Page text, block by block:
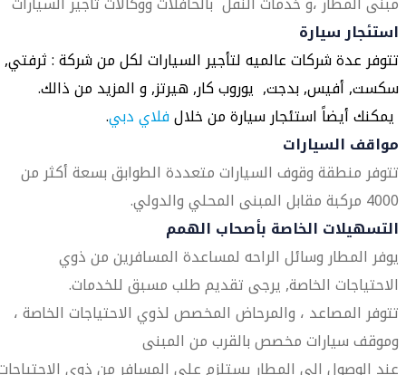
استئجار سيارة
تتوفر عدة شركات عالميه لتأجير السيارات لكل من شركة : ثرفتي,
سكست, أفيس, بدجت, يوروب كار, هيرتز, و المزيد من ذالك.
يمكنك أيضاً استئجار سيارة من خلالفلاي دبي.
مواقف السيارات
تتوفر منطقة وقوف السيارات متعددة الطوابق بسعة أكثر من
4000 مركبة مقابل المبنى المحلي والدولي.
التسهيلات الخاصة بأصحاب الهمم
يوفر المطار وسائل الراحه لمساعدة المسافرين من ذوي
الاحتياجات الخاصة, يرجى تقديم طلب مسبق للخدمات.
تتوفر المصاعد ، والمرحاض المخصص لذوي الاحتياجات الخاصة ،
وموقف سيارات مخصص بالقرب من المبنى
عند الوصول الى المطار يستلزم على المسافر من ذوي